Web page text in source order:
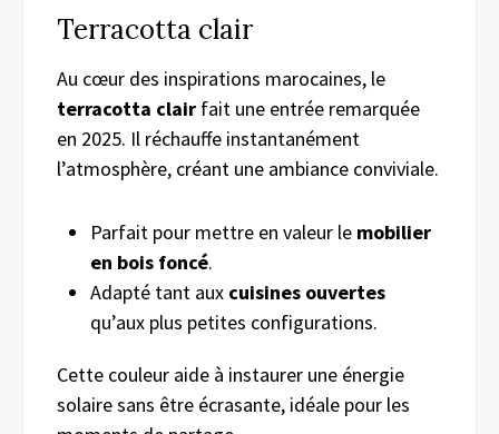
Terracotta clair
Au cœur des inspirations marocaines, le
terracotta clair fait une entrée remarquée
en 2025. Il réchauffe instantanément
l’atmosphère, créant une ambiance conviviale.
Parfait pour mettre en valeur le mobilier
en bois foncé.
Adapté tant aux cuisines ouvertes
qu’aux plus petites configurations.
Cette couleur aide à instaurer une énergie
solaire sans être écrasante, idéale pour les